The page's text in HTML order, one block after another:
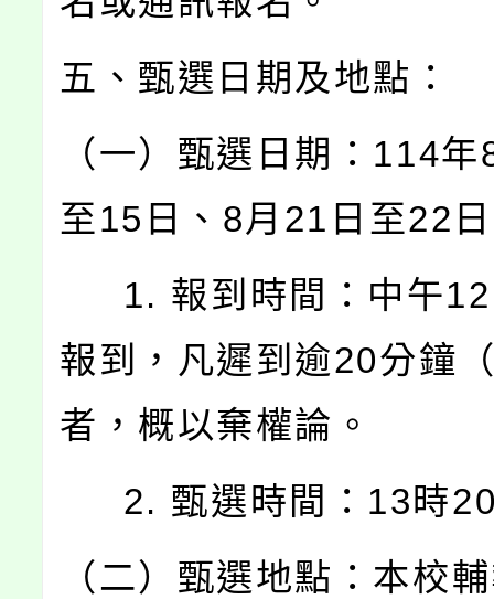
五、甄選日期及地點：
（一）甄選日期：114
至15日、8月21日至22
1. 報到時間：中午12
報到，凡遲到逾20分鐘
者，概以棄權論。
2. 甄選時間：13時
（二）甄選地點：本校